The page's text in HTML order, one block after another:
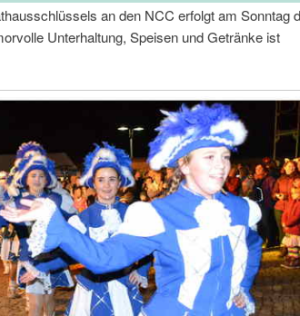
an den NCC erfolgt am Sonntag
Unterhaltung, Speisen und Getränke ist